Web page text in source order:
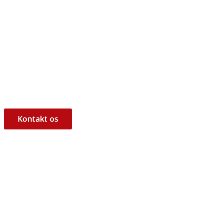
Kontakt os